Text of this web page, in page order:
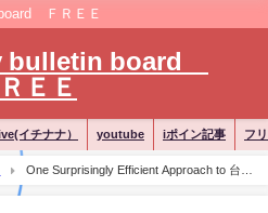
ＦＲＥＥ
bulletin board
ＥＥ
イチナナ） youtube iポイン記事 フ
One Surprisingly Efficient Approach to 台中